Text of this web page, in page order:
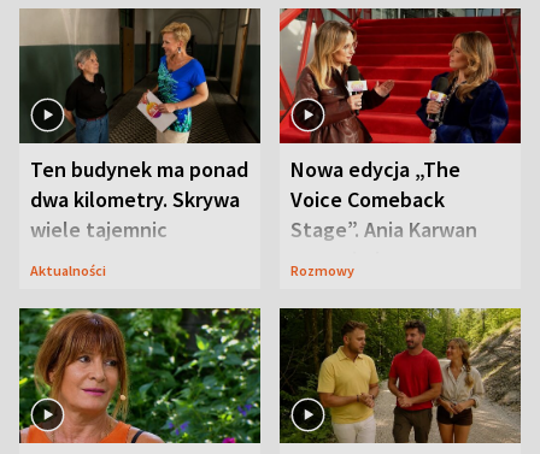
Ten budynek ma ponad
dwa kilometry. Skrywa
wiele tajemnic
Aktualności
Nowa edycja „The
Voice Comeback
Stage”. Ania Karwan
zapowiada
Rozmowy